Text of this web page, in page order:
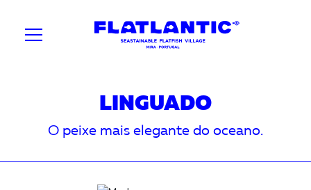
LINGUADO
O peixe mais elegante do oceano.